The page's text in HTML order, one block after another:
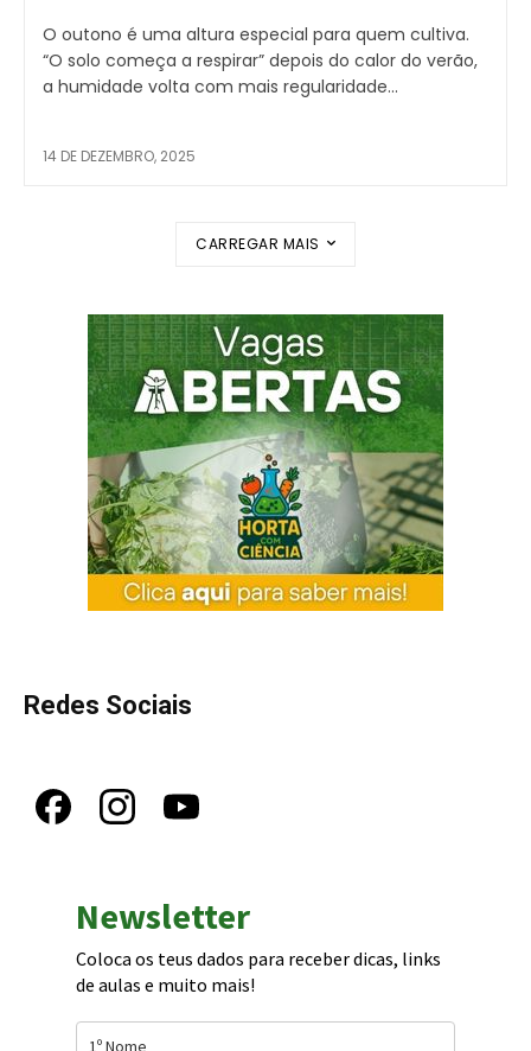
O outono é uma altura especial para quem cultiva.
“O solo começa a respirar” depois do calor do verão,
a humidade volta com mais regularidade...
14 DE DEZEMBRO, 2025
CARREGAR MAIS
Redes Sociais
Newsletter
Coloca os teus dados para receber dicas, links
de aulas e muito mais!